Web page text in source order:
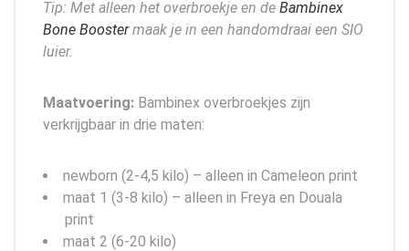
Tip: Met alleen het overbroekje en de Bambinex
Bone Boostermaak je in een handomdraai een SIO
luier.
Maatvoering: Bambinex overbroekjes zijn
verkrijgbaar in drie maten:
newborn (2-4,5 kilo) – alleen in Cameleon print
maat 1 (3-8 kilo) – alleen in Freya en Douala
print
maat 2 (6-20 kilo)